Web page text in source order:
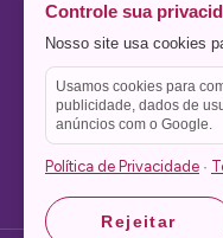
Mediunidade
Mensagens
Controle sua
Nosso site usa cookies
Usamos cookies para
publicidade, dados de
anúncios com o Google.
Política de Privacidade ·
Rejeitar